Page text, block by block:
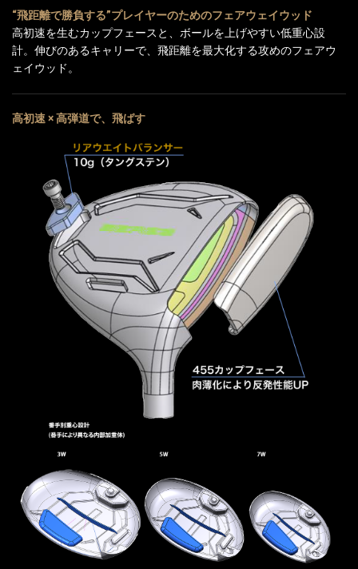
“飛距離で勝負する”プレイヤーのためのフェアウェイウッド
高初速を生むカップフェースと、ボールを上げやすい低重心設
計。伸びのあるキャリーで、飛距離を最大化する攻めのフェアウ
ェイウッド。
高初速 × 高弾道で、飛ばす